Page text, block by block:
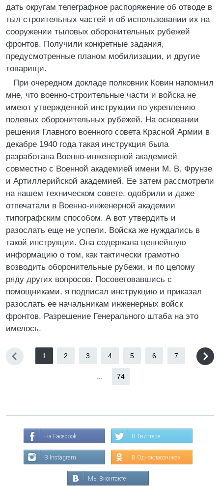
дать округам телеграфное распоряжение об отводе в
тыл строительных частей и об использовании их на
сооружении тыловых оборонительных рубежей
фронтов. Получили конкретные задания,
предусмотренные планом мобилизации, и другие
товарищи.
При очередном докладе полковник Ковин напомнил
мне, что военно-строительные части и войска не
имеют утвержденной инструкции по укреплению
полевых оборонительных рубежей. На основании
решения Главного военного совета Красной Армии в
декабре 1940 года такая инструкция была
разработана Военно-инженерной академией
совместно с Военной академией имени М. В. Фрунзе
и Артиллерийской академией. Ее затем рассмотрели
на нашем техническом совете, одобрили и даже
отпечатали в Военно-инженерной академии
типографским способом. А вот утвердить и
разослать еще не успели. Войска же нуждались в
такой инструкции. Она содержала ценнейшую
информацию о том, как тактически грамотно
возводить оборонительные рубежи, и по целому
ряду других вопросов. Посоветовавшись с
помощниками, я подписал инструкцию и приказал
разослать ее начальникам инженерных войск
фронтов. Разрешение Генерального штаба на это
имелось.
1 2 3 4 5 6 7
74
На Facebook В Твиттере
В Instagram В Одноклассниках
Мы Вконтакте